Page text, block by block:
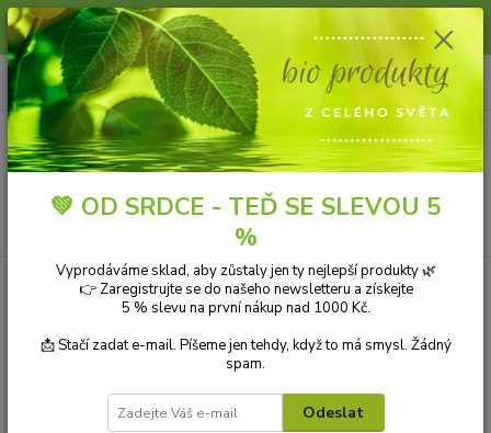
Slunce, koupání a horko dávají vlasům zabrat. Dopřejte jim šetrnou péči s
přírodní vlasovou kosmetikou.
Menu
CZK
+420 606 912 887
9-18:00 hod.
0 ks
za 0,00 Kč
Kategorie blogu
Přírodní kosmetika
Přírodní aromaterapie
💚 OD SRDCE - TEĎ SE SLEVOU 5
%
Vyprodáváme sklad, aby zůstaly jen ty nejlepší produkty 🌿
👉 Zaregistrujte se do našeho newsletteru a získejte
5 % slevu na první nákup nad 1000 Kč.
📩 Stačí zadat e-mail. Píšeme jen tehdy, když to má smysl. Žádný
spam.
Odeslat